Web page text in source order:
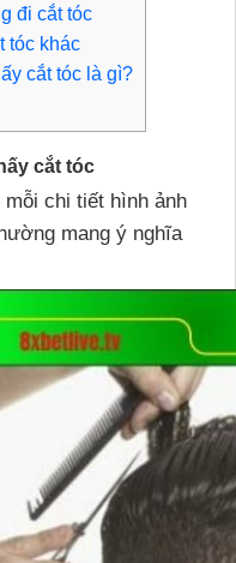
đi cắt tóc
tóc khác
cắt tóc là gì?
cắt tóc
chi tiết hình ảnh
mang ý nghĩa